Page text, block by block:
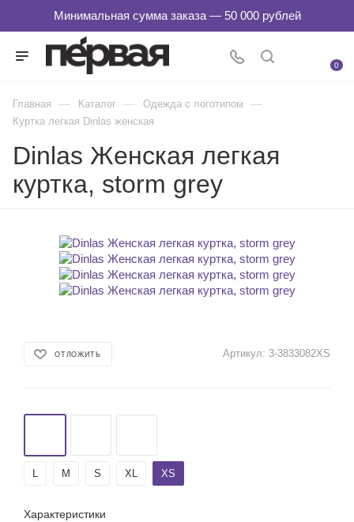
0
Главная — Каталог — Одежда с логотипом —
Куртка легкая Dinlas женская
Dinlas Женская легкая
куртка, storm grey
ОТЛОЖИТЬ Артикул: 3-3833082XS
L M S XL XS
Характеристики